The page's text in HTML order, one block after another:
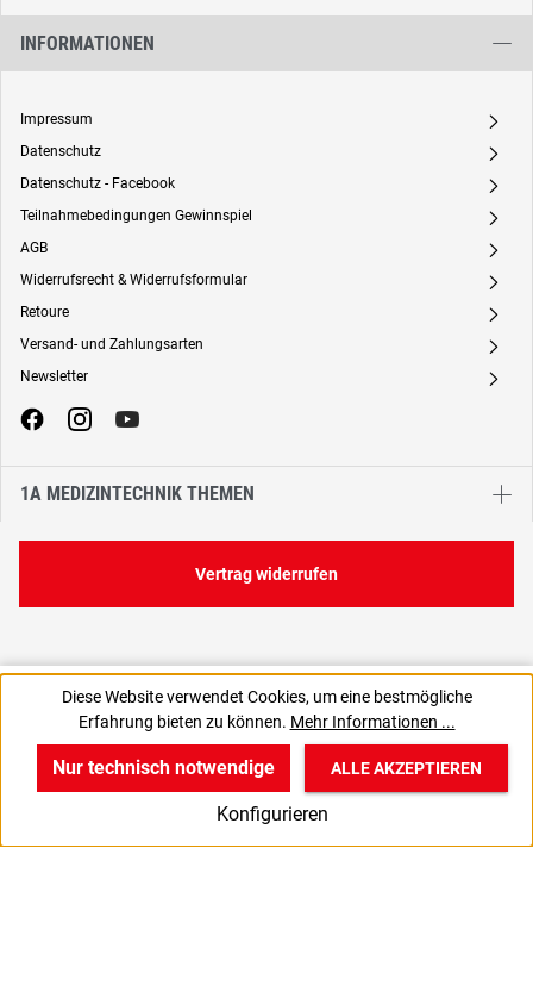
112,27 €
112,27 € / 1 Stück
INFORMATIONEN
Impressum A
Datenschutz A
Datenschutz - Facebook A
Teilnahmebedingungen Gewinnspiel A
AGB A
Widerrufsrecht & Widerrufsformular A
Retoure A
Versand- und Zahlungsarten A
Newsletter A
1A MEDIZINTECHNIK THEMEN
Vertrag widerrufen
Diese Website verwendet Cookies, um eine bestmögliche
Erfahrung bieten zu können. Mehr Informationen ...
Nur technisch notwendige
Konfigurieren
ALLE AKZEPTIEREN
v
Produkte
B